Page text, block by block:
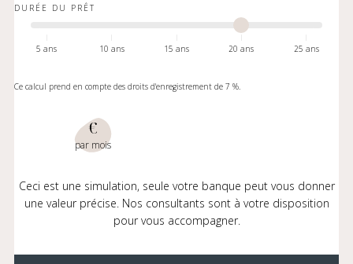
DURÉE DU PRÊT
5 ans 10 ans 15 ans 20 ans 25 ans
Ce calcul prend en compte des droits d'enregistrement de 7 %.
€
par mois
Ceci est une simulation, seule votre banque peut vous donner
une valeur précise. Nos consultants sont à votre disposition
pour vous accompagner.